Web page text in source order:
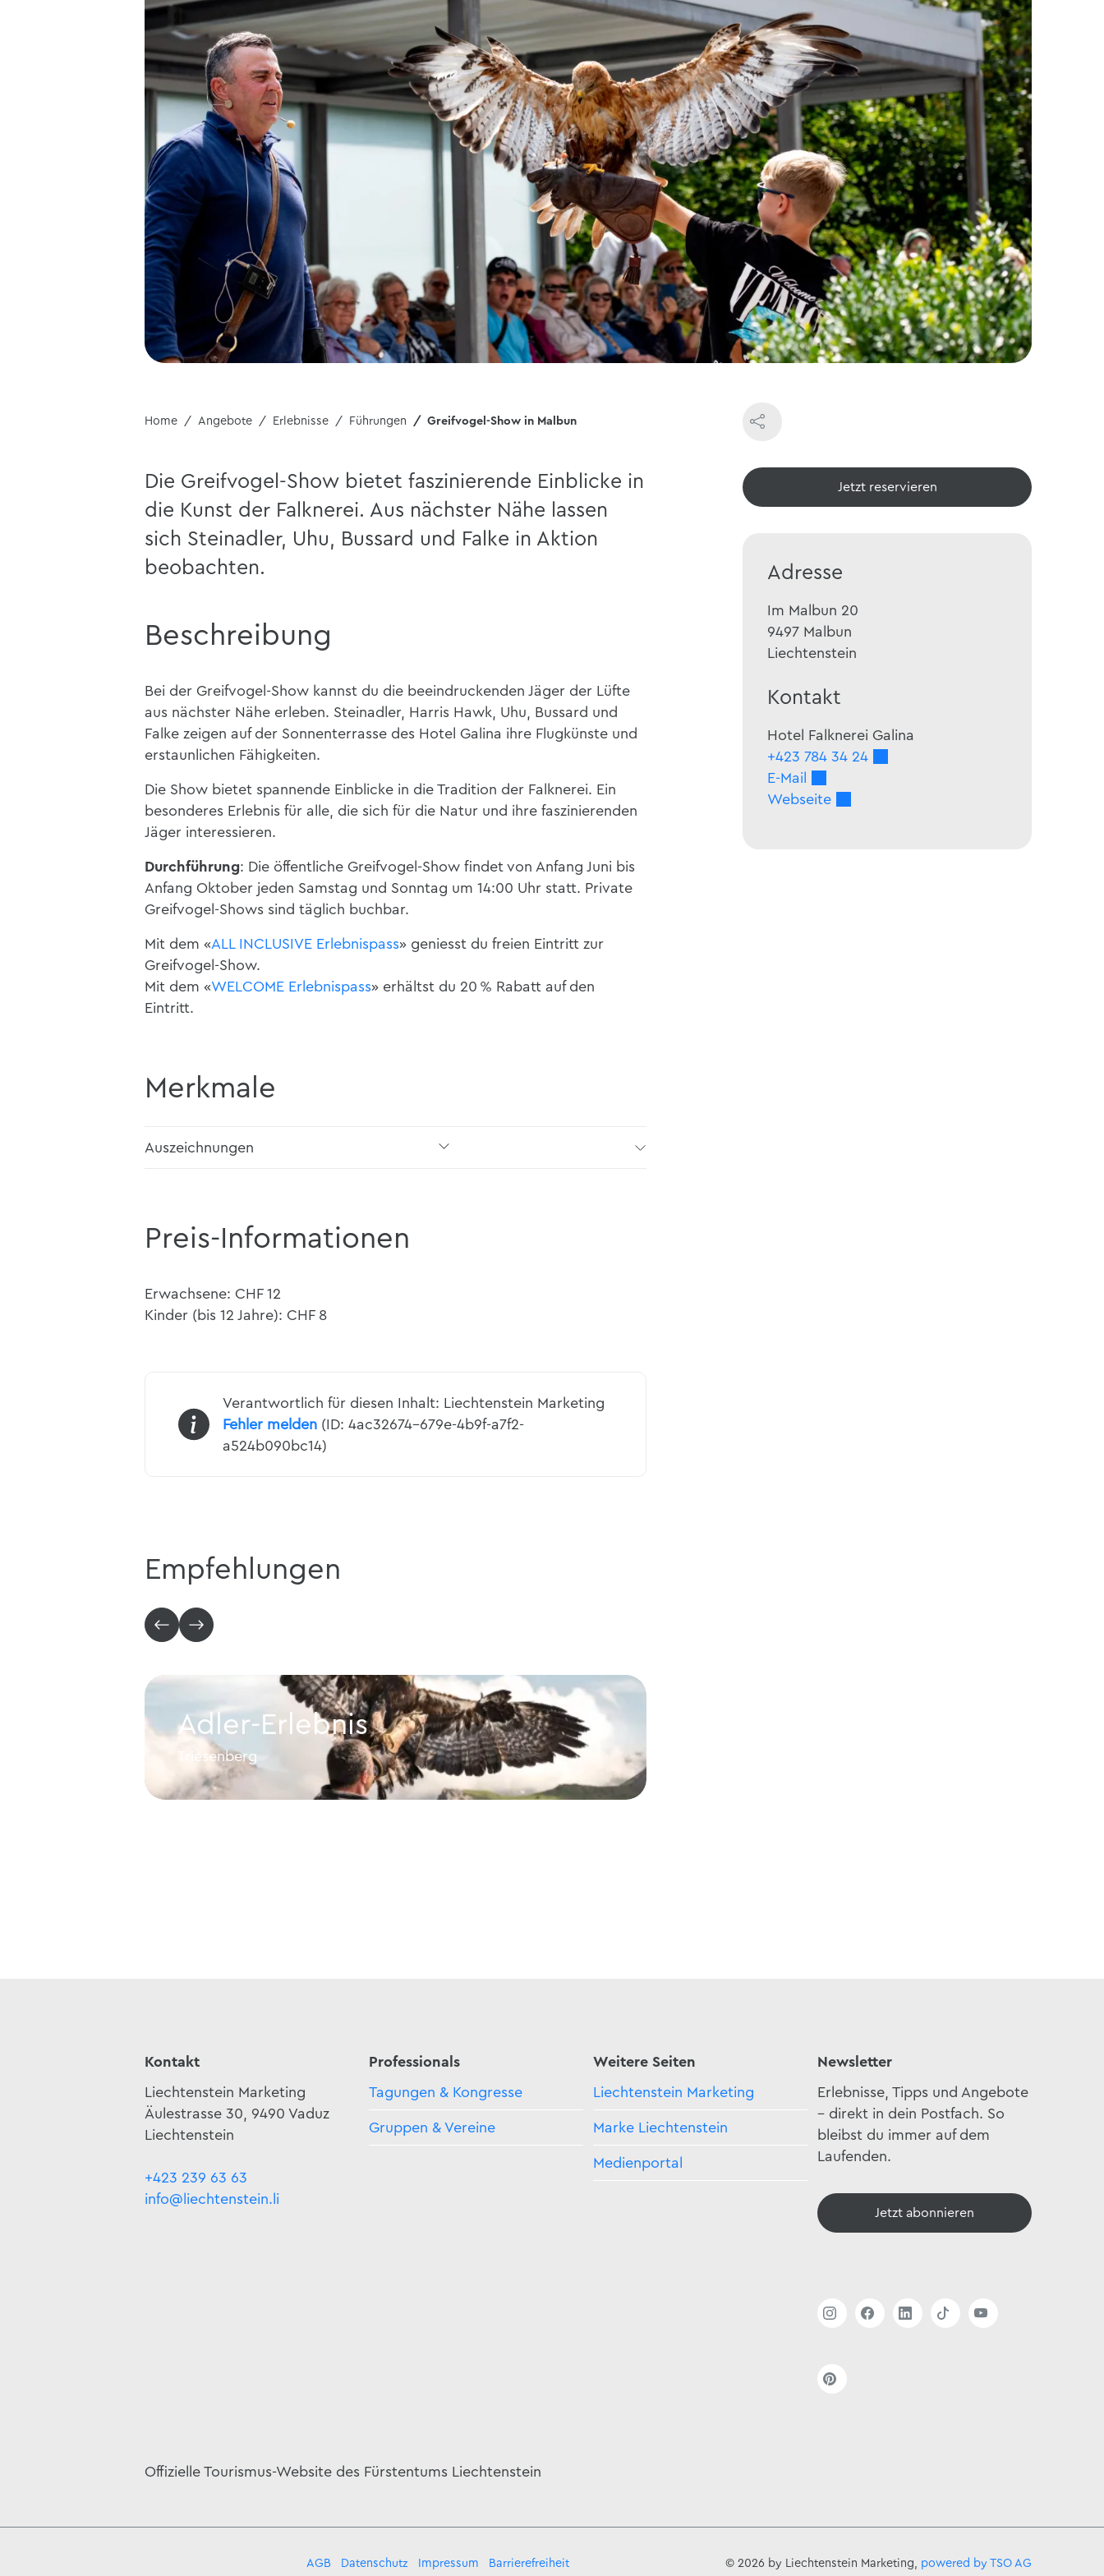
Home Angebote Erlebnisse Führungen Greifvogel-Show in Malbun
Die Greifvogel-Show bietet faszinierende Einblicke in
die Kunst der Falknerei. Aus nächster Nähe lassen
sich Steinadler, Uhu, Bussard und Falke in Aktion
beobachten.
Beschreibung
Bei der Greifvogel-Show kannst du die beeindruckenden Jäger der Lüfte
aus nächster Nähe erleben. Steinadler, Harris Hawk, Uhu, Bussard und
Falke zeigen auf der Sonnenterrasse des Hotel Galina ihre Flugkünste und
erstaunlichen Fähigkeiten.
Die Show bietet spannende Einblicke in die Tradition der Falknerei. Ein
besonderes Erlebnis für alle, die sich für die Natur und ihre faszinierenden
Jäger interessieren.
Durchführung: Die öffentliche Greifvogel-Show findet von Anfang Juni bis
Anfang Oktober jeden Samstag und Sonntag um 14:00 Uhr statt. Private
Greifvogel-Shows sind täglich buchbar.
Mit dem «ALL INCLUSIVE Erlebnispass» geniesst du freien Eintritt zur
Greifvogel-Show.
Mit dem «WELCOME Erlebnispass» erhältst du 20 % Rabatt auf den
Eintritt.
Merkmale
Auszeichnungen
Preis-Informationen
Erwachsene: CHF 12
Kinder (bis 12 Jahre): CHF 8
Verantwortlich für diesen Inhalt: Liechtenstein Marketing
Fehler melden (ID: 4ac32674-679e-4b9f-a7f2-
a524b090bc14)
Empfehlungen
Adler-Erlebnis
Triesenberg
Adler-Erlebnis
Jetzt reservieren
Adresse
Im Malbun 20
9497 Malbun
Liechtenstein
Kontakt
Hotel Falknerei Galina
+423 784 34 24
E-Mail
Webseite
Kontakt
Liechtenstein Marketing
Äulestrasse 30, 9490 Vaduz
Liechtenstein
+423 239 63 63
info@liechtenstein.li
Professionals
Tagungen & Kongresse
Gruppen & Vereine
Weitere Seiten
Liechtenstein Marketing
Marke Liechtenstein
Medienportal
Newsletter
Erlebnisse, Tipps und Angebote
– direkt in dein Postfach. So
bleibst du immer auf dem
Laufenden.
Jetzt abonnieren
Offizielle Tourismus-Website des Fürstentums Liechtenstein
AGB Datenschutz Impressum Barrierefreiheit © 2026 by Liechtenstein Marketing, powered by TSO AG